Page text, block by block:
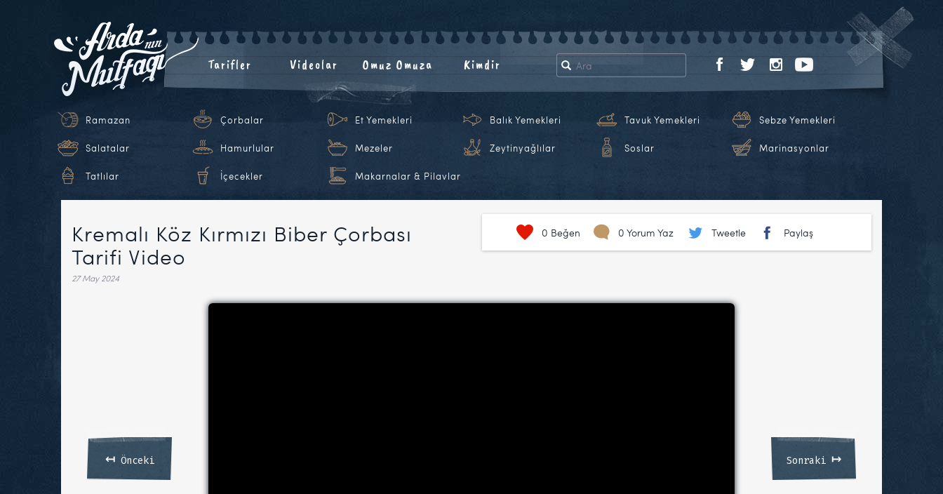
Tarifler Videolar Omuz Omuza Kimdir
Ramazan Çorbalar Et Yemekleri Balık Yemekleri Tavuk Yemekleri Sebze Yemekleri
Salatalar Hamurlular Mezeler Zeytinyağlılar Soslar Marinasyonlar
Tatlılar İçecekler Makarnalar & Pilavlar
Kremalı Köz Kırmızı Biber Çorbası
Tarifi Video
27 May 2024
0 Beğen 0 Yorum Yaz Tweetle Paylaş
↤Önceki Sonraki ↦